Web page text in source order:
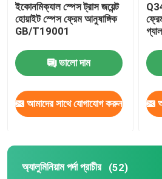
ইকোনমিক্যাল স্পেস ট্রাস জয়েন্ট
হোয়াইট স্পেস ফ্রেম আনুষাঙ্গিক
GB/T19001
ভালো দাম
আমাদের সাথে যোগাযোগ করুন
অ্যালুমিনিয়াম পর্দা প্রাচীর (52)